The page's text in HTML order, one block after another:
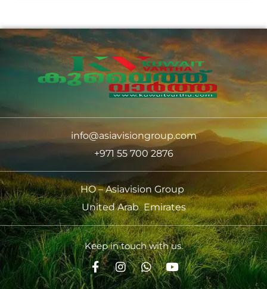
info@asiavisiongroup.com
+971 55 700 2876
HO – Asiavision Group
United Arab Emirates
Keep in touch with us.